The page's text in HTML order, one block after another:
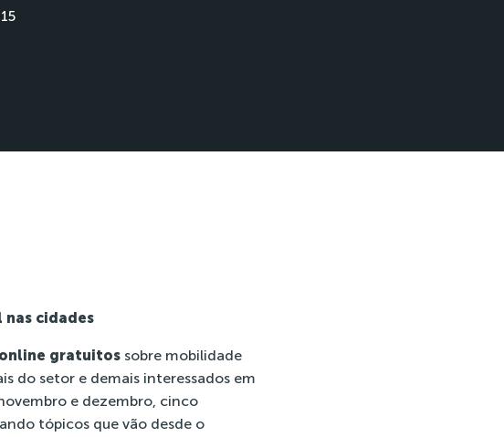
cidades
gratuitos sobre mobilidade
do setor e demais interessados em
e dezembro, cinco
tópicos que vão desde o